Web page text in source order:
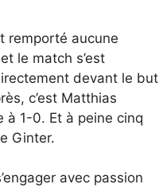
remporté aucune
le match s’est
devant le but
c’est Matthias
à 1-0. Et à peine cinq
Ginter.
avec passion